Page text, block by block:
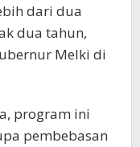
dari dua
dua tahun,
Melki di
program ini
pembebasan